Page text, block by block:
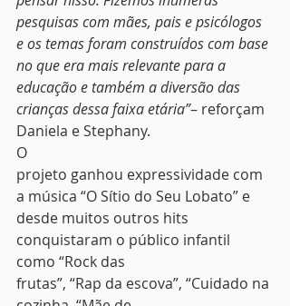
pesquisas com mães, pais e psicólogos
e os temas foram construídos com base
no que era mais relevante para a
educação e também a diversão das
crianças dessa faixa etária”– reforçam
Daniela e Stephany.
O
projeto ganhou expressividade com
a música “O Sítio do Seu Lobato” e
desde muitos outros hits
conquistaram o público infantil
como “Rock das
frutas”, “Rap da escova”, “Cuidado na